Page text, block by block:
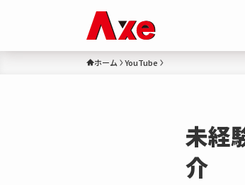
ホーム YouTube
未経
介